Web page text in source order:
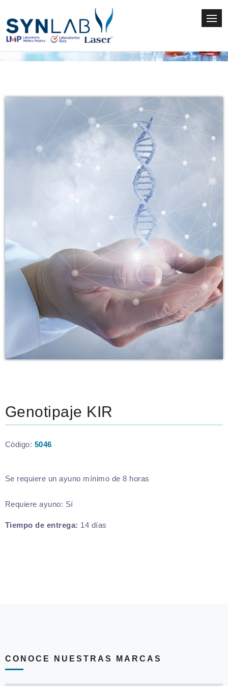
Genotipaje KIR
Código: 5046
Se requiere un ayuno mínimo de 8 horas
Requiere ayuno: Sí
Tiempo de entrega: 14 días
CONOCE NUESTRAS MARCAS